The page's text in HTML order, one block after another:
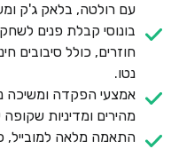
עם רולטה, בלאק ג'ק
בונוסי קבלת פנים
חוזרים, כולל סיבובים
נטו.
אמצעי הפקדה ומשיכה
מהירים ומדיניות
התאמה מלאה למובייל,